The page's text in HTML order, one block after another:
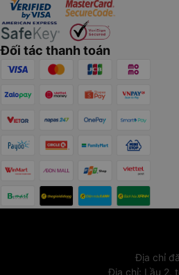
Đối tác thanh toán
Địa chỉ
Địa chỉ: Lầu 2,